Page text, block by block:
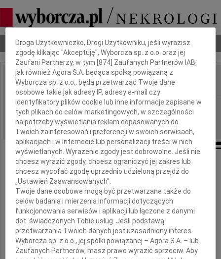
Nekrologi Odeszli Poradnik pogrzebowy
IMIĘ I NAZWISKO:
REGION: Katowice
DATA EMISJI: 24.06.2022
Dla Pana
Aleksander Szram
oraz
Rodzinie i Najbliższym
Dbamy o Twoją prywatność
Droga Użytkowniczko, Drogi Użytkowniku, jeśli wyrazisz
zgodę klikając "Akceptuję", Wyborcza sp. z o.o. oraz jej
Zaufani Partnerzy, w tym [874 ] Zaufanych Partnerów IAB,
jak również Agora S.A. będąca spółką powiązaną z
Wyborcza sp. z o.o., będą przetwarzać Twoje dane
osobowe takie jak adresy IP, adresy e-mail czy
identyfikatory plików cookie lub inne informacje zapisane w
tych plikach do celów marketingowych, w szczególności
na potrzeby wyświetlania reklam dopasowanych do
Twoich zainteresowań i preferencji w swoich serwisach,
aplikacjach i w Internecie lub personalizacji treści w nich
wyświetlanych. Wyrażenie zgody jest dobrowolne. Jeśli nie
chcesz wyrazić zgody, chcesz ograniczyć jej zakres lub
chcesz wycofać zgodę uprzednio udzieloną przejdź do
„Ustawień Zaawansowanych”.
Twoje dane osobowe mogą być przetwarzane także do
celów badania i mierzenia informacji dotyczących
funkcjonowania serwisów i aplikacji lub łączone z danymi
dot. świadczonych Tobie usług. Jeśli podstawą
przetwarzania Twoich danych jest uzasadniony interes
Wyborcza sp. z o.o., jej spółki powiązanej – Agora S.A. – lub
Zaufanych Partnerów, masz prawo wyrazić sprzeciw. Aby